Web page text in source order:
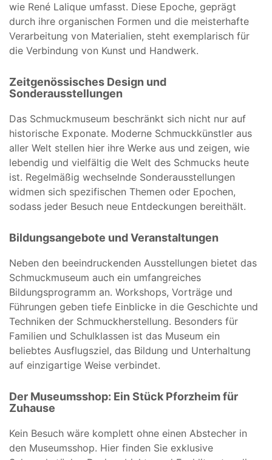
wie René Lalique umfasst. Diese Epoche, geprägt
durch ihre organischen Formen und die meisterhafte
Verarbeitung von Materialien, steht exemplarisch für
die Verbindung von Kunst und Handwerk.
Zeitgenössisches Design und
Sonderausstellungen
Das Schmuckmuseum beschränkt sich nicht nur auf
historische Exponate. Moderne Schmuckkünstler aus
aller Welt stellen hier ihre Werke aus und zeigen, wie
lebendig und vielfältig die Welt des Schmucks heute
ist. Regelmäßig wechselnde Sonderausstellungen
widmen sich spezifischen Themen oder Epochen,
sodass jeder Besuch neue Entdeckungen bereithält.
Bildungsangebote und Veranstaltungen
Neben den beeindruckenden Ausstellungen bietet das
Schmuckmuseum auch ein umfangreiches
Bildungsprogramm an. Workshops, Vorträge und
Führungen geben tiefe Einblicke in die Geschichte und
Techniken der Schmuckherstellung. Besonders für
Familien und Schulklassen ist das Museum ein
beliebtes Ausflugsziel, das Bildung und Unterhaltung
auf einzigartige Weise verbindet.
Der Museumsshop: Ein Stück Pforzheim für
Zuhause
Kein Besuch wäre komplett ohne einen Abstecher in
den Museumsshop. Hier finden Sie exklusive